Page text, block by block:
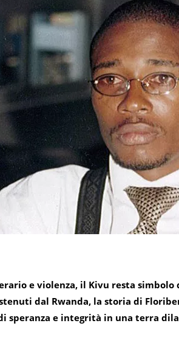
e violenza, il Kivu resta
dal Rwanda, la storia di
speranza e integrità in una terra